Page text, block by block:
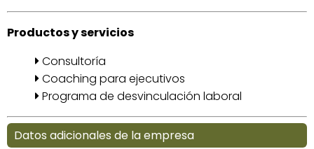
Productos y servicios
Consultoría
Coaching para ejecutivos
Programa de desvinculación laboral
Datos adicionales de la empresa